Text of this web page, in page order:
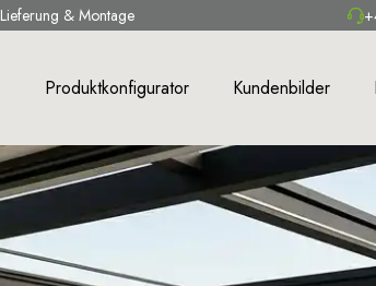
Lieferung & Montage
Produktkonfigurator Kundenbilder